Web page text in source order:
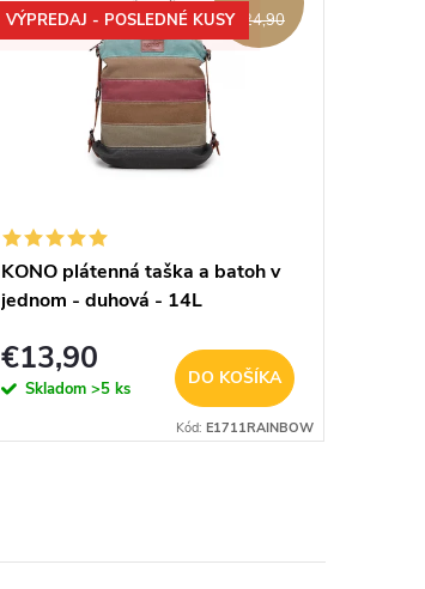
VÝPREDAJ - POSLEDNÉ KUSY€24,90
KONO plátenná taška a batoh v
jednom - duhová - 14L
€13,90
Skladom >5 ks
DO KOŠÍKA
Kód: E1711RAINBOW